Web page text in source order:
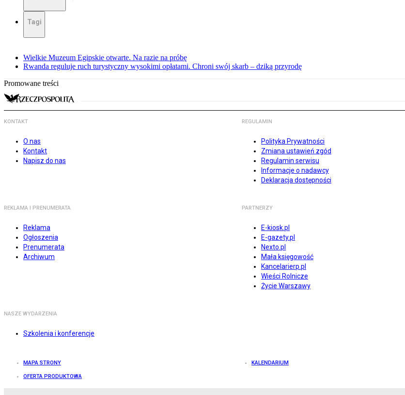
Tagi
Wielkie Muzeum Egipskie otwarte. Na razie na próbę
Rwanda reguluje ruch turystyczny wysokimi opłatami. Chroni swój skarb – dziką przyrodę
Promowane treści
KONTAKT
O nas
Kontakt
Napisz do nas
REGULAMIN
Polityka Prywatności
Zmiana ustawień zgód
Regulamin serwisu
Informacje o nadawcy
Deklaracja dostępności
REKLAMA I PRENUMERATA
Reklama
Ogłoszenia
Prenumerata
Archiwum
PARTNERZY
E-kiosk.pl
E-gazety.pl
Nexto.pl
Mała księgowość
Kancelarierp.pl
Wieści Rolnicze
Życie Warszawy
NASZE WYDARZENIA
Szkolenia i konferencje
MAPA STRONY KALENDARIUM
OFERTA PRODUKTOWA